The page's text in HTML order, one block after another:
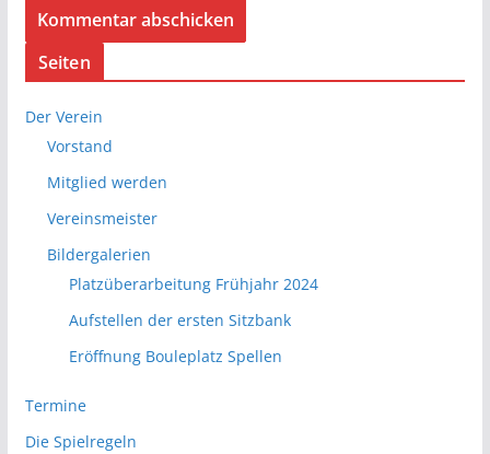
Seiten
Der Verein
Vorstand
Mitglied werden
Vereinsmeister
Bildergalerien
Platzüberarbeitung Frühjahr 2024
Aufstellen der ersten Sitzbank
Eröffnung Bouleplatz Spellen
Termine
Die Spielregeln